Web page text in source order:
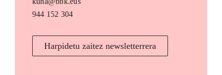
944 152 304
Harpidetu zaitez newsletterrera